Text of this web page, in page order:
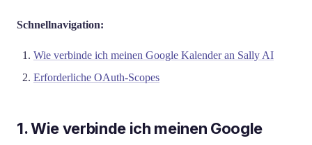
Schnellnavigation:
Wie verbinde ich meinen Google Kalender an Sally AI
Erforderliche OAuth-Scopes
1. Wie verbinde ich meinen Google